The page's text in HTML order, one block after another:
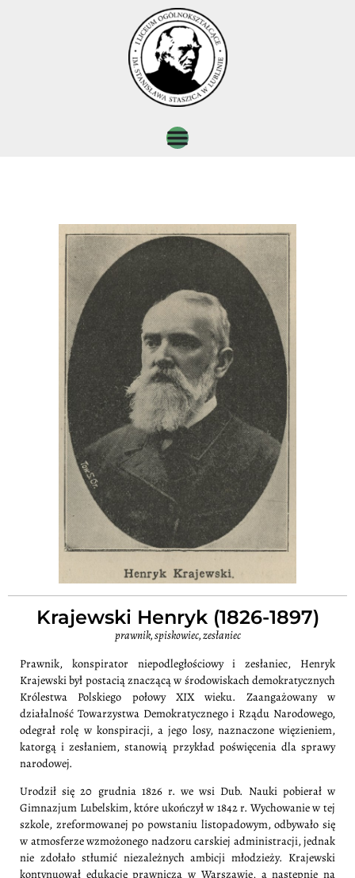
Krajewski Henryk (1826-1897)
prawnik, spiskowiec, zesłaniec
Prawnik, konspirator niepodległościowy i zesłaniec, Henryk
Krajewski był postacią znaczącą w środowiskach demokratycznych
Królestwa Polskiego połowy XIX wieku. Zaangażowany w
działalność Towarzystwa Demokratycznego i Rządu Narodowego,
odegrał rolę w konspiracji, a jego losy, naznaczone więzieniem,
katorgą i zesłaniem, stanowią przykład poświęcenia dla sprawy
narodowej.
Urodził się 20 grudnia 1826 r. we wsi Dub. Nauki pobierał w
Gimnazjum Lubelskim, które ukończył w 1842 r. Wychowanie w tej
szkole, zreformowanej po powstaniu listopadowym, odbywało się
w atmosferze wzmożonego nadzoru carskiej administracji, jednak
nie zdołało stłumić niezależnych ambicji młodzieży. Krajewski
kontynuował edukację prawniczą w Warszawie, a następnie na